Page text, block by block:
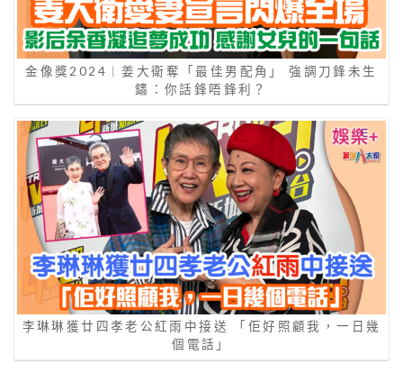
金像獎2024︱姜大衛奪「最佳男配角」 強調刀鋒未生
鏽：你話鋒唔鋒利？
李琳琳獲廿四孝老公紅雨中接送 「佢好照顧我，一日幾
個電話」